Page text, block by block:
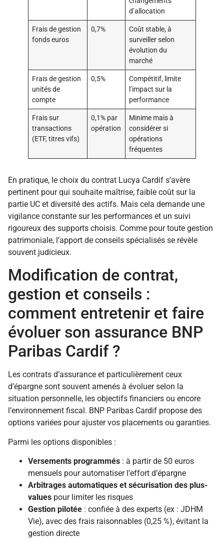
d’allocation
Frais de gestion
fonds euros
0,7%
Coût stable, à
surveiller selon
évolution du
marché
Frais de gestion
unités de
compte
0,5%
Compétitif, limite
l’impact sur la
performance
Frais sur
transactions
(ETF, titres vifs)
0,1% par
opération
Minime mais à
considérer si
opérations
fréquentes
En pratique, le choix du contrat Lucya Cardif s’avère
pertinent pour qui souhaite maîtrise, faible coût sur la
partie UC et diversité des actifs. Mais cela demande une
vigilance constante sur les performances et un suivi
rigoureux des supports choisis. Comme pour toute gestion
patrimoniale, l’apport de conseils spécialisés se révèle
souvent judicieux.
Modification de contrat,
gestion et conseils :
comment entretenir et faire
évoluer son assurance BNP
Paribas Cardif ?
Les contrats d’assurance et particulièrement ceux
d’épargne sont souvent amenés à évoluer selon la
situation personnelle, les objectifs financiers ou encore
l’environnement fiscal. BNP Paribas Cardif propose des
options variées pour ajuster vos placements ou garanties.
Parmi les options disponibles :
Versements programmés : à partir de 50 euros
mensuels pour automatiser l’effort d’épargne
Arbitrages automatiques et sécurisation des plus-
values pour limiter les risques
Gestion pilotée : confiée à des experts (ex : JDHM
Vie), avec des frais raisonnables (0,25 %), évitant la
gestion directe